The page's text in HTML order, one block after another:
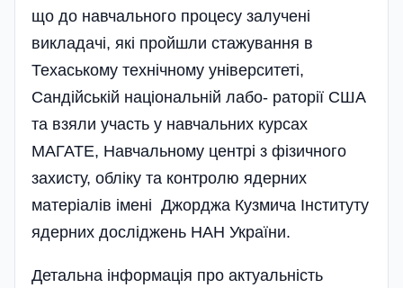
що до навчального процесу залучені
викладачі, які пройшли стажування в
Техаському технічному університеті,
Сандійській національній лабо- раторії США
та взяли участь у навчальних курсах
МАГАТЕ, Навчальному центрі з фізичного
захисту, обліку та контролю ядерних
матеріалів імені Джорджа Кузмича Інституту
ядерних досліджень НАН України.
Детальна інформація про актуальність